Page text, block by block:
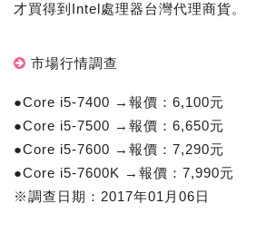
才買得到Intel處理器台灣代理商貨。
市場行情調查
●Core i5-7400 →報價：6,100元
●Core i5-7500 →報價：6,650元
●Core i5-7600 →報價：7,290元
●Core i5-7600K →報價：7,990元
※調查日期：2017年01月06日